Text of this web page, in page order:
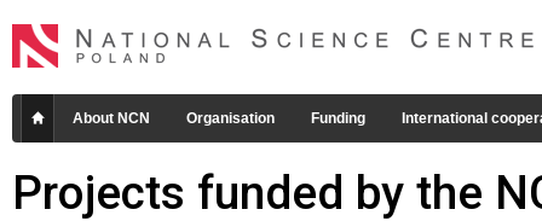
About NCN Organisation Funding International
Projects funded by the